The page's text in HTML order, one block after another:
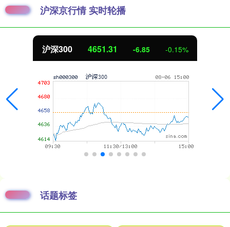
沪深京行情 实时轮播
沪深300 4651.31 -6.85 -0.15%
话题标签